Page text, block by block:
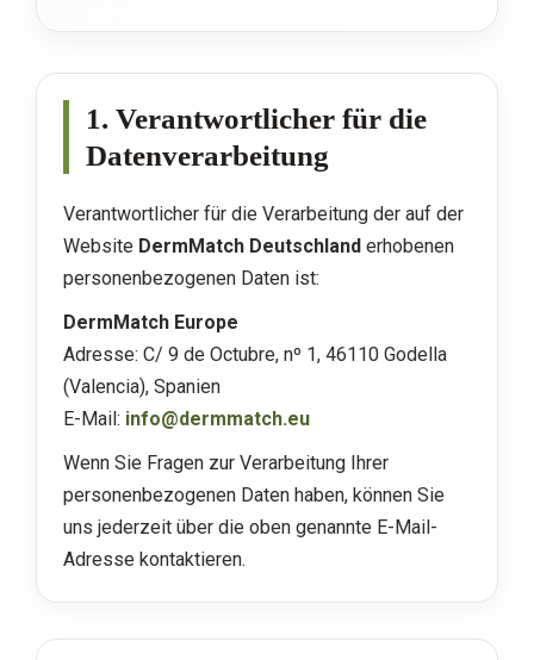
1. Verantwortlicher für die
Datenverarbeitung
Verantwortlicher für die Verarbeitung der auf der
Website DermMatch Deutschland erhobenen
personenbezogenen Daten ist:
DermMatch Europe
Adresse: C/ 9 de Octubre, nº 1, 46110 Godella
(Valencia), Spanien
E-Mail: info@dermmatch.eu
Wenn Sie Fragen zur Verarbeitung Ihrer
personenbezogenen Daten haben, können Sie
uns jederzeit über die oben genannte E-Mail-
Adresse kontaktieren.